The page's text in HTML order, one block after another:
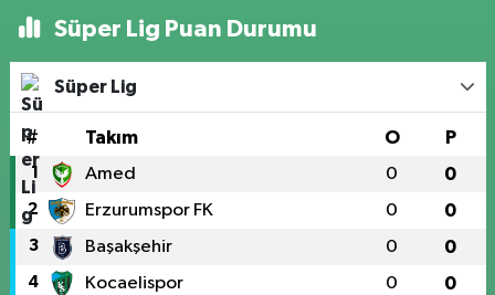
Süper Lig Puan Durumu
Süper Lig
# Takım O P
1 Amed 0 0
2 Erzurumspor FK 0 0
3 Başakşehir 0 0
4 Kocaelispor 0 0